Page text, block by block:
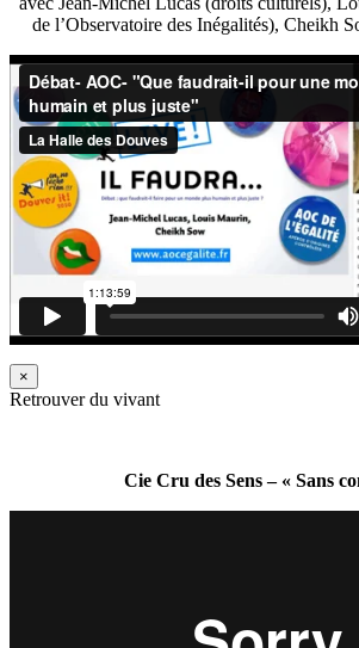
de l’Observatoire des Inégalités), Cheikh
×
Retrouver du vivant
Cie Cru des Sens – « Sans